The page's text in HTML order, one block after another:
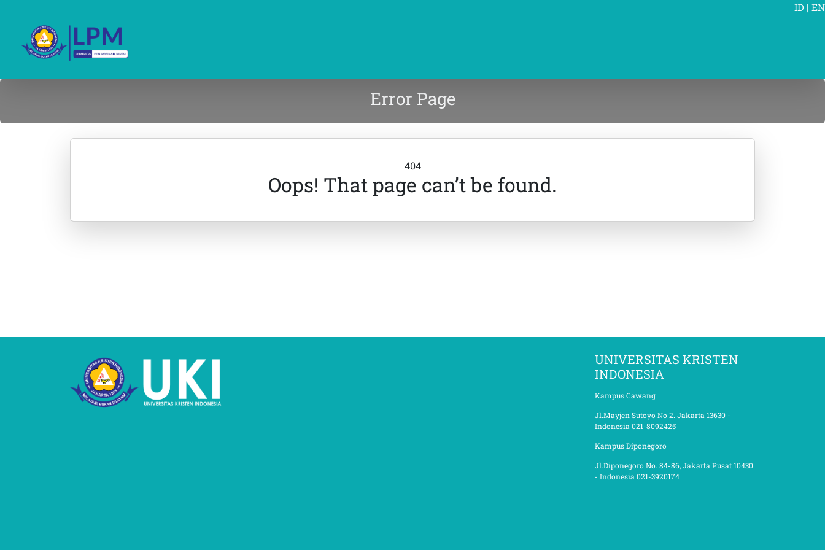
Error Page
404
Oops! That page can’t be found.
UNIVERSITAS KRISTEN
INDONESIA
Kampus Cawang
Jl.Mayjen Sutoyo No 2. Jakarta 13630 -
Indonesia 021-8092425
Kampus Diponegoro
Jl.Diponegoro No. 84-86, Jakarta Pusat 10430
- Indonesia 021-3920174
ID | EN